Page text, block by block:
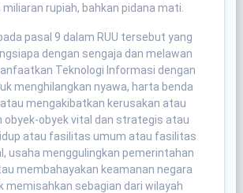
miliaran rupiah, bahkan pidana mati.
pasal 9 dalam RUU tersebut yang
dengan sengaja dan melawan
Teknologi Informasi dengan
menghilangkan nyawa, harta benda
mengakibatkan kerusakan atau
obyek-obyek vital dan strategis atau
atau fasilitas umum atau fasilitas
usaha menggulingkan pemerintahan
membahayakan keamanan negara
memisahkan sebagian dari wilayah